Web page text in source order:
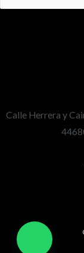
Calle Herrera y